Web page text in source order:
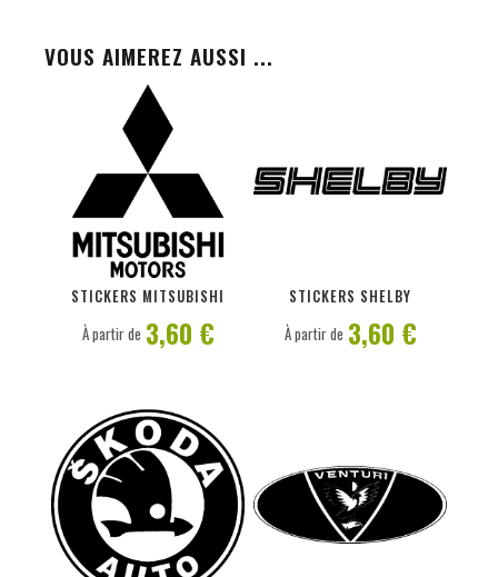
VOUS AIMEREZ AUSSI ...
STICKERS MITSUBISHI
PERSONNALISER
À partir de 3,60 €
STICKERS SHELBY
À partir de 3,60 €